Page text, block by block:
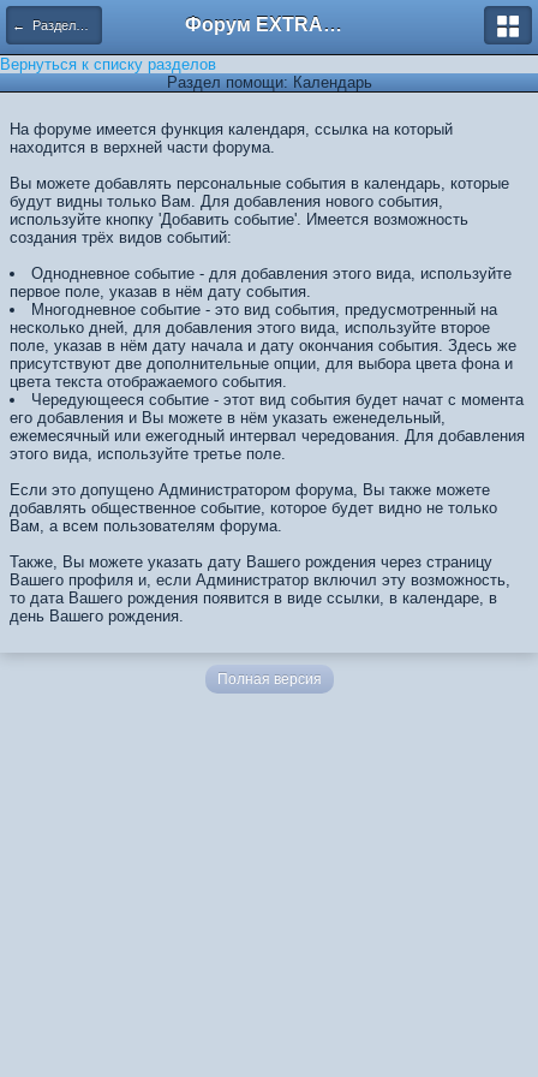
← Разделы помощи Форум EXTRACTOR.ru
Вернуться к списку разделов
Раздел помощи: Календарь
На форуме имеется функция календаря, ссылка на который
находится в верхней части форума.
Вы можете добавлять персональные события в календарь, которые
будут видны только Вам. Для добавления нового события,
используйте кнопку 'Добавить событие'. Имеется возможность
создания трёх видов событий:
Однодневное событие - для добавления этого вида, используйте
первое поле, указав в нём дату события.
Многодневное событие - это вид события, предусмотренный на
несколько дней, для добавления этого вида, используйте второе
поле, указав в нём дату начала и дату окончания события. Здесь же
присутствуют две дополнительные опции, для выбора цвета фона и
цвета текста отображаемого события.
Чередующееся событие - этот вид события будет начат с момента
его добавления и Вы можете в нём указать еженедельный,
ежемесячный или ежегодный интервал чередования. Для добавления
этого вида, используйте третье поле.
Если это допущено Администратором форума, Вы также можете
добавлять общественное событие, которое будет видно не только
Вам, а всем пользователям форума.
Также, Вы можете указать дату Вашего рождения через страницу
Вашего профиля и, если Администратор включил эту возможность,
то дата Вашего рождения появится в виде ссылки, в календаре, в
день Вашего рождения.
Полная версия